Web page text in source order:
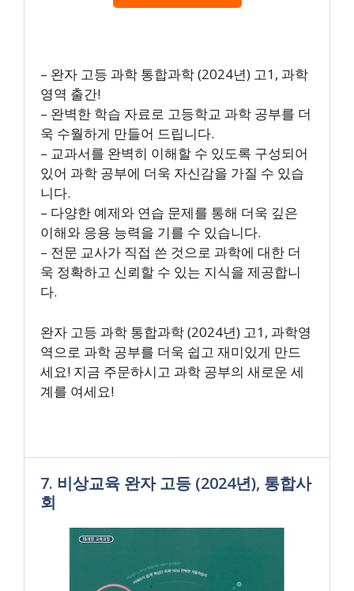
– 완자 고등 과학 통합과학 (2024년) 고1, 과학
영역 출간!
– 완벽한 학습 자료로 고등학교 과학 공부를 더
욱 수월하게 만들어 드립니다.
– 교과서를 완벽히 이해할 수 있도록 구성되어
있어 과학 공부에 더욱 자신감을 가질 수 있습
니다.
– 다양한 예제와 연습 문제를 통해 더욱 깊은
이해와 응용 능력을 기를 수 있습니다.
– 전문 교사가 직접 쓴 것으로 과학에 대한 더
욱 정확하고 신뢰할 수 있는 지식을 제공합니
다.
완자 고등 과학 통합과학 (2024년) 고1, 과학영
역으로 과학 공부를 더욱 쉽고 재미있게 만드
세요! 지금 주문하시고 과학 공부의 새로운 세
계를 여세요!
7. 비상교육 완자 고등 (2024년), 통합사
회